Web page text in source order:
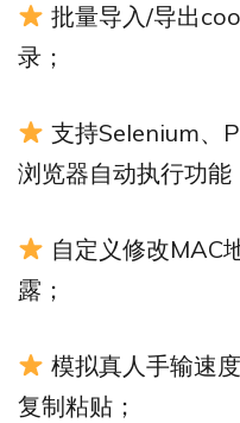
批量导入/导出
录；
支持Selenium、
浏览器自动执行功能
自定义修改MAC
露；
模拟真人手输速
复制粘贴；